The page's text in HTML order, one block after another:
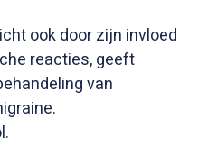
ook door zijn invloed
reacties, geeft
van